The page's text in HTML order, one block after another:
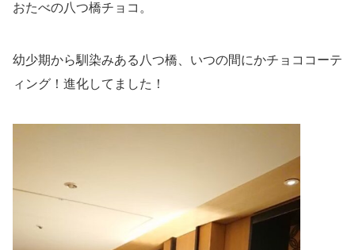
おたべの八つ橋チョコ。
幼少期から馴染みある八つ橋、いつの間にかチョココーテ
ィング！進化してました！